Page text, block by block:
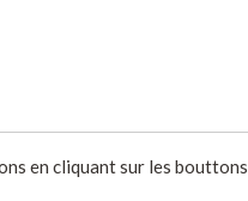
en cliquant sur les bouttons